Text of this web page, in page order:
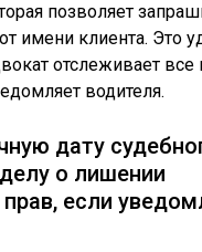
позволяет
имени клиента. Это
отслеживает
водителя.
дату
о лишении
если